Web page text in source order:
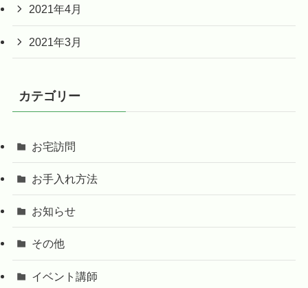
2021年4月
2021年3月
カテゴリー
お宅訪問
お手入れ方法
お知らせ
その他
イベント講師